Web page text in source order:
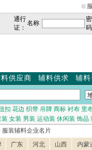
通行
证：
名称
密
码
供应商 辅料供求
辅
扣 花边 织带 吊牌 商标 衬布 里
装 女装 男装 运动装 休闲装 饰品
服装辅料企业名片
广东 河北 山西
内蒙